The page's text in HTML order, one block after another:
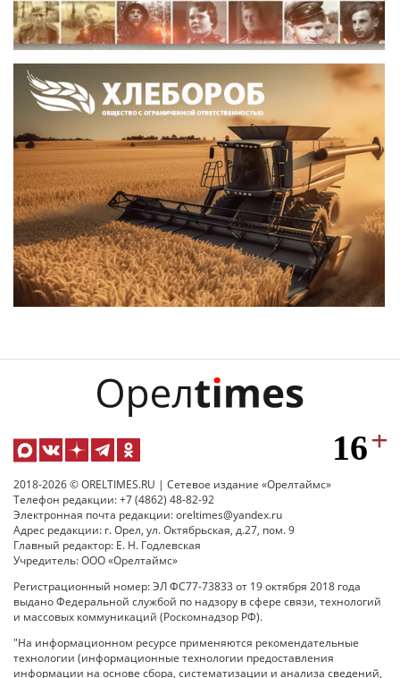
2018-2026 © ORELTIMES.RU | Сетевое издание «Орелтаймс»
Телефон редакции: +7 (4862) 48-82-92
Электронная почта редакции: oreltimes@yandex.ru
Адрес редакции: г. Орел, ул. Октябрьская, д.27, пом. 9
Главный редактор: Е. Н. Годлевская
Учредитель: ООО «Орелтаймс»
Регистрационный номер: ЭЛ ФС77-73833 от 19 октября 2018 года
выдано Федеральной службой по надзору в сфере связи, технологий
и массовых коммуникаций (Роскомнадзор РФ).
"На информационном ресурсе применяются рекомендательные
технологии (информационные технологии предоставления
информации на основе сбора, систематизации и анализа сведений,